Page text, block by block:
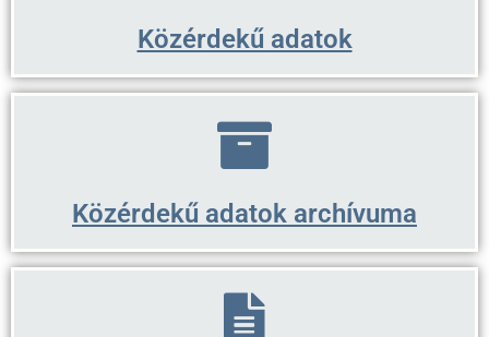
Közérdekű adatok
Közérdekű adatok archívuma